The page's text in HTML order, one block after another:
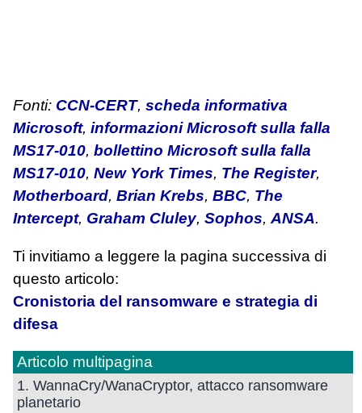
Fonti: CCN-CERT, scheda informativa
Microsoft, informazioni Microsoft sulla falla
MS17-010, bollettino Microsoft sulla falla
MS17-010, New York Times, The Register,
Motherboard, Brian Krebs, BBC, The
Intercept, Graham Cluley, Sophos, ANSA.
Ti invitiamo a leggere la pagina successiva di
questo articolo:
Cronistoria del ransomware e strategia di
difesa
Articolo multipagina
1. WannaCry/WanaCryptor, attacco ransomware
planetario